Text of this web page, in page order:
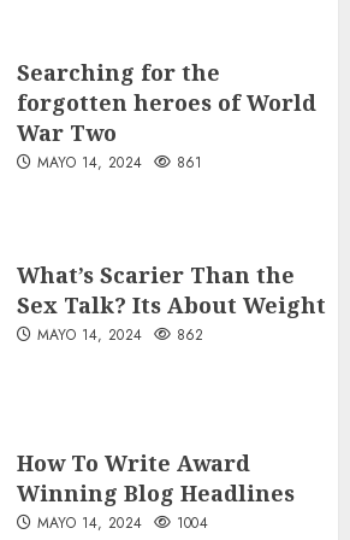
Searching for the
forgotten heroes of World
War Two
MAYO 14, 2024 861
What’s Scarier Than the
Sex Talk? Its About Weight
MAYO 14, 2024 862
How To Write Award
Winning Blog Headlines
MAYO 14, 2024 1004